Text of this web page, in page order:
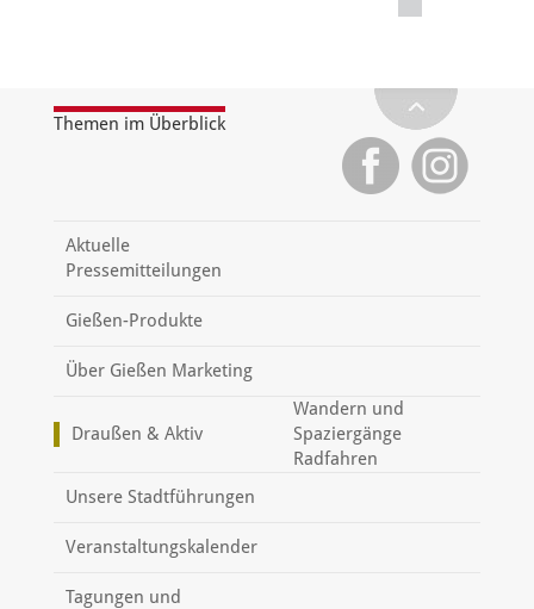
Themen im Überblick
Aktuelle
Pressemitteilungen
Gießen-Produkte
Über Gießen Marketing
Draußen & Aktiv
Wandern und
Spaziergänge
Radfahren
Unsere Stadtführungen
Veranstaltungskalender
Tagungen und